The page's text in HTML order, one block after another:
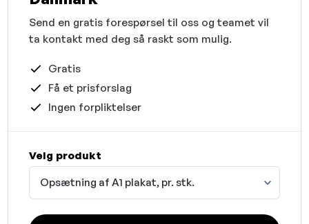
Send en gratis forespørsel til oss og teamet vil
ta kontakt med deg så raskt som mulig.
Gratis
Få et prisforslag
Ingen forpliktelser
Velg produkt
Opsætning af A1 plakat, pr. stk.